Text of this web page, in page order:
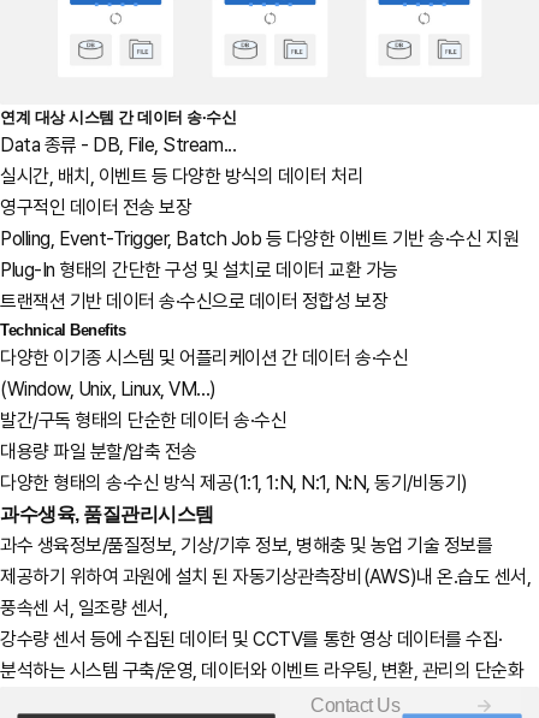
연계 대상 시스템 간 데이터 송·수신
Data 종류 - DB, File, Stream...
실시간, 배치, 이벤트 등 다양한 방식의 데이터 처리
영구적인 데이터 전송 보장
Polling, Event-Trigger, Batch Job 등 다양한 이벤트 기반 송·수신 지원
Plug-In 형태의 간단한 구성 및 설치로 데이터 교환 가능
트랜잭션 기반 데이터 송·수신으로 데이터 정합성 보장
Technical Benefits
다양한 이기종 시스템 및 어플리케이션 간 데이터 송·수신
(Window, Unix, Linux, VM...)
발간/구독 형태의 단순한 데이터 송·수신
대용량 파일 분할/압축 전송
다양한 형태의 송·수신 방식 제공(1:1, 1:N, N:1, N:N, 동기/비동기)
과수생육, 품질관리시스템
과수 생육정보/품질정보, 기상/기후 정보, 병해충 및 농업 기술 정보를
제공하기 위하여 과원에 설치 된 자동기상관측장비(AWS)내 온.습도 센서,
풍속센 서, 일조량 센서,
강수량 센서 등에 수집된 데이터 및 CCTV를 통한 영상 데이터를 수집·
분석하는 시스템 구축/운영, 데이터와 이벤트 라우팅, 변환, 관리의 단순화
Contact Us